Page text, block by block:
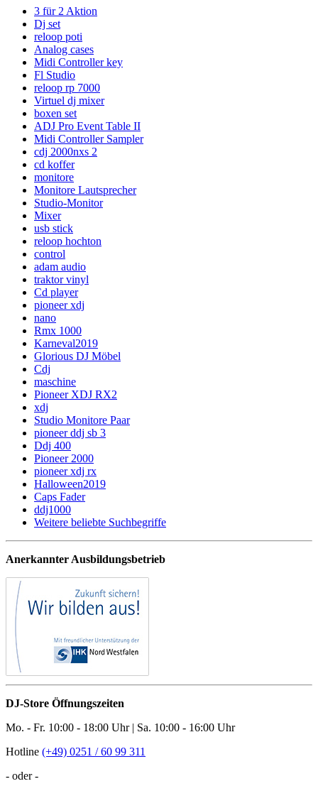
3 für 2 Aktion
Dj set
reloop poti
Analog cases
Midi Controller key
Fl Studio
reloop rp 7000
Virtuel dj mixer
boxen set
ADJ Pro Event Table II
Midi Controller Sampler
cdj 2000nxs 2
cd koffer
monitore
Monitore Lautsprecher
Studio-Monitor
Mixer
usb stick
reloop hochton
control
adam audio
traktor vinyl
Cd player
pioneer xdj
nano
Rmx 1000
Karneval2019
Glorious DJ Möbel
Cdj
maschine
Pioneer XDJ RX2
xdj
Studio Monitore Paar
pioneer ddj sb 3
Ddj 400
Pioneer 2000
pioneer xdj rx
Halloween2019
Caps Fader
ddj1000
Weitere beliebte Suchbegriffe
Anerkannter Ausbildungsbetrieb
DJ-Store Öffnungszeiten
Mo. - Fr. 10:00 - 18:00 Uhr | Sa. 10:00 - 16:00 Uhr
Hotline (+49) 0251 / 60 99 311
- oder -